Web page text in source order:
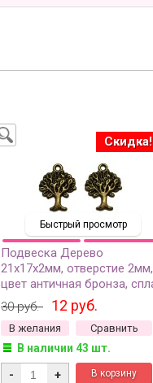
Быстрый просмотр
Скидка!
Подвеска Дерево
21х17х2мм, отверстие 2мм,
цвет античная бронза,
металлов, 22-131, 2шт
30 руб. 12 руб.
В желания Сравнить
В наличии 43 шт.
- +